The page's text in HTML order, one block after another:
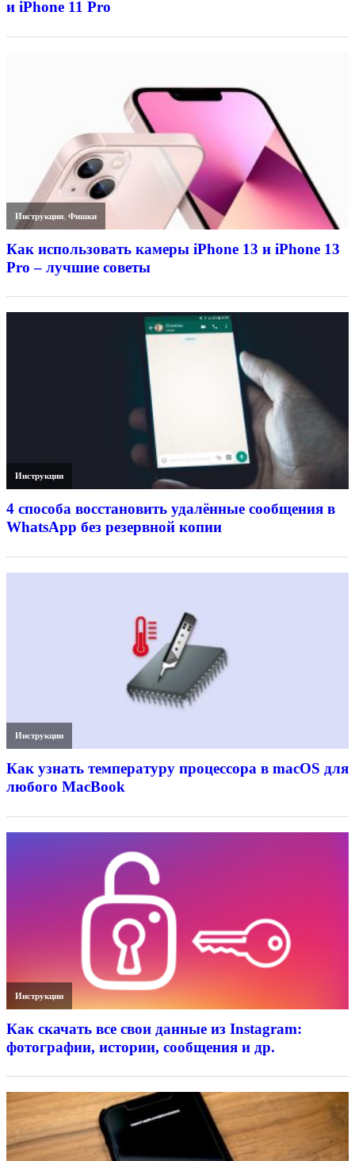
и iPhone 11 Pro
Инструкции,Фишки
Как использовать камеры iPhone 13 и iPhone 13
Pro – лучшие советы
Инструкции
4 способа восстановить удалённые сообщения в
WhatsApp без резервной копии
Инструкции
Как узнать температуру процессора в macOS для
любого MacBook
Инструкции
Как скачать все свои данные из Instagram:
фотографии, истории, сообщения и др.